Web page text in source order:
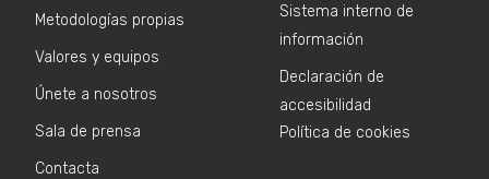
Metodologías propias
Valores y equipos
Únete a nosotros
Sala de prensa
Contacta
Sistema interno de
información
Declaración de
accesibilidad
Política de cookies